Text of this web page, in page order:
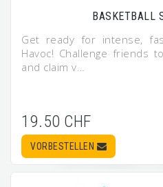
BASKETBALL
Get ready for intense,
Havoc! Challenge friends
and claim v…
19.50 CHF
VORBESTELLEN